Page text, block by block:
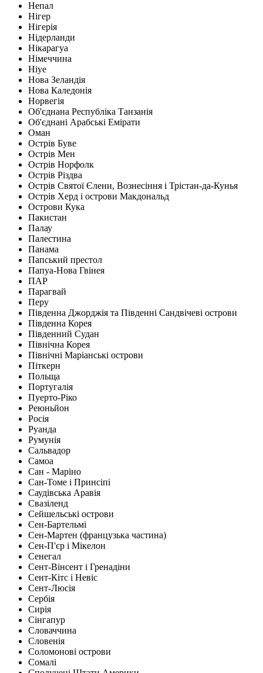
Непал
Нігер
Нігерія
Нідерланди
Нікарагуа
Німеччина
Ніуе
Нова Зеландія
Нова Каледонія
Норвегія
Об'єднана Республіка Танзанія
Об'єднані Арабські Емірати
Оман
Острів Буве
Острів Мен
Острів Норфолк
Острів Різдва
Острів Святої Єлени, Вознесіння і Трістан-да-Кунья
Острів Херд і острови Макдональд
Острови Кука
Пакистан
Палау
Палестина
Панама
Папський престол
Папуа-Нова Гвінея
ПАР
Парагвай
Перу
Південна Джорджія та Південні Сандвічеві острови
Південна Корея
Південний Судан
Північна Корея
Північні Маріанські острови
Піткерн
Польща
Португалія
Пуерто-Ріко
Реюньйон
Росія
Руанда
Румунія
Сальвадор
Самоа
Сан - Маріно
Сан-Томе і Принсіпі
Саудівська Аравія
Свазіленд
Сейшельські острови
Сен-Бартельмі
Сен-Мартен (французька частина)
Сен-П'єр і Мікелон
Сенегал
Сент-Вінсент і Гренадіни
Сент-Кітс і Невіс
Сент-Люсія
Сербія
Сирія
Сінгапур
Словаччина
Словенія
Соломонові острови
Сомалі